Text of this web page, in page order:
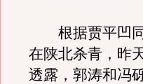
根据贾平凹同
在陕北杀青，昨
透露，郭涛和冯